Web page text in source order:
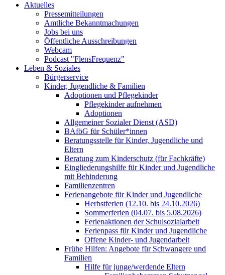
Aktuelles
Pressemitteilungen
Amtliche Bekanntmachungen
Jobs bei uns
Öffentliche Ausschreibungen
Webcam
Podcast "FlensFrequenz"
Leben & Soziales
Bürgerservice
Kinder, Jugendliche & Familien
Adoptionen und Pflegekinder
Pflegekinder aufnehmen
Adoptionen
Allgemeiner Sozialer Dienst (ASD)
BAföG für Schüler*innen
Beratungsstelle für Kinder, Jugendliche und
Eltern
Beratung zum Kinderschutz (für Fachkräfte)
Eingliederungshilfe für Kinder und Jugendliche
mit Behinderung
Familienzentren
Ferienangebote für Kinder und Jugendliche
Herbstferien (12.10. bis 24.10.2026)
Sommerferien (04.07. bis 5.08.2026)
Ferienaktionen der Schulsozialarbeit
Ferienpass für Kinder und Jugendliche
Offene Kinder- und Jugendarbeit
Frühe Hilfen: Angebote für Schwangere und
Familien
Hilfe für junge/werdende Eltern